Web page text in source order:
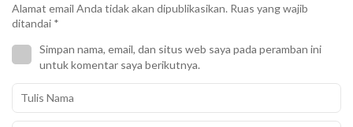
Alamat email Anda tidak akan dipublikasikan. Ruas yang wajib
ditandai *
Simpan nama, email, dan situs web saya pada peramban ini
untuk komentar saya berikutnya.